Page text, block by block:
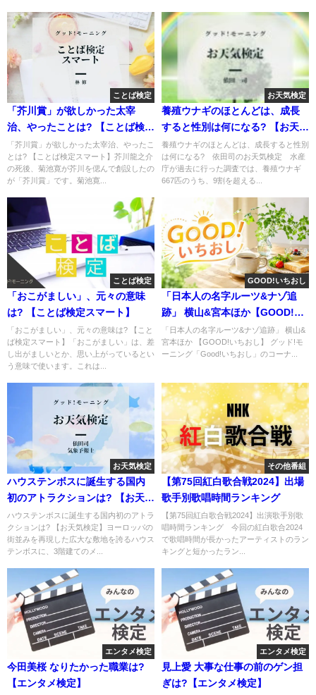
ことば検定
「芥川賞」が欲しかった太宰
治、やったことは? 【ことば検定
スマート】
「芥川賞」が欲しかった太宰治、やったこ
とは? 【ことば検定スマート】芥川龍之介
の死後、菊池寛が芥川を偲んで創設したの
が「芥川賞」です。菊池寛...
お天気検定
養殖ウナギのほとんどは、成長
すると性別は何になる? 【お天気
検定】
養殖ウナギのほとんどは、成長すると性別
は何になる? 依田司のお天気検定 水産
庁が過去に行った調査では、養殖ウナギ
667匹のうち、9割を超える...
ことば検定
「おこがましい」、元々の意味
は? 【ことば検定スマート】
「おこがましい」、元々の意味は? 【こと
ば検定スマート】「おこがましい」は、差
し出がましいとか、思い上がっているとい
う意味で使います。これは...
GOOD!いちおし
「日本人の名字ルーツ&ナゾ追
跡」 横山&宮本ほか【GOOD!い
ちおし】
「日本人の名字ルーツ&ナゾ追跡」 横山&
宮本ほか 【GOOD!いちおし】 グッド!モ
ーニング「Good!いちおし」のコーナ...
お天気検定
ハウステンボスに誕生する国内
初のアトラクションは? 【お天気
検定】
ハウステンボスに誕生する国内初のアトラ
クションは? 【お天気検定】ヨーロッパの
街並みを再現した広大な敷地を誇るハウス
テンボスに、3階建てのメ...
その他番組
【第75回紅白歌合戦2024】出場
歌手別歌唱時間ランキング
【第75回紅白歌合戦2024】出演歌手別歌
唱時間ランキング 今回の紅白歌合2024
で歌唱時間が長かったアーティストのラン
キングと短かったラン...
エンタメ検定
今田美桜 なりたかった職業は?
【エンタメ検定】
エンタメ検定
見上愛 大事な仕事の前のゲン担
ぎは?【エンタメ検定】